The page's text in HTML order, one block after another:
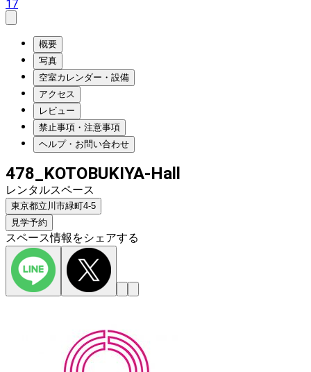
17
概要
写真
空室カレンダー・設備
アクセス
レビュー
禁止事項・注意事項
ヘルプ・お問い合わせ
478_KOTOBUKIYA-Hall
レンタルスペース
東京都立川市緑町4-5
見学予約
スペース情報をシェアする